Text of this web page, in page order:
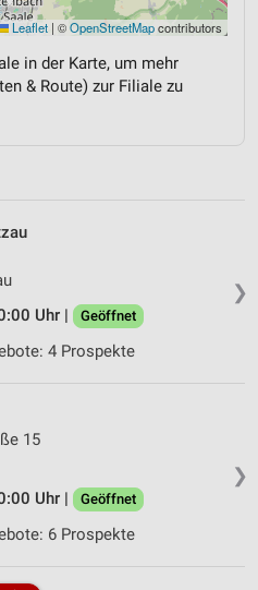
Leaflet | ©OpenStreetMapcontributors
in der Karte, um mehr
& Route) zur Filiale zu
❯
Uhr |
Geöffnet
4 Prospekte
❯
15
Uhr |
Geöffnet
6 Prospekte